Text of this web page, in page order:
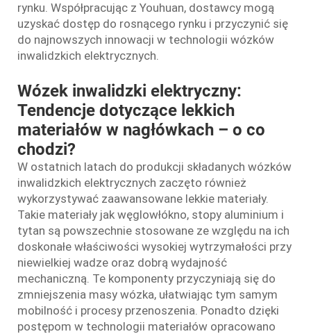
rynku. Współpracując z Youhuan, dostawcy mogą
uzyskać dostęp do rosnącego rynku i przyczynić się
do najnowszych innowacji w technologii wózków
inwalidzkich elektrycznych.
Wózek inwalidzki elektryczny:
Tendencje dotyczące lekkich
materiałów w nagłówkach – o co
chodzi?
W ostatnich latach do produkcji składanych wózków
inwalidzkich elektrycznych zaczęto również
wykorzystywać zaawansowane lekkie materiały.
Takie materiały jak węglowłókno, stopy aluminium i
tytan są powszechnie stosowane ze względu na ich
doskonałe właściwości wysokiej wytrzymałości przy
niewielkiej wadze oraz dobrą wydajność
mechaniczną. Te komponenty przyczyniają się do
zmniejszenia masy wózka, ułatwiając tym samym
mobilność i procesy przenoszenia. Ponadto dzięki
postępom w technologii materiałów opracowano